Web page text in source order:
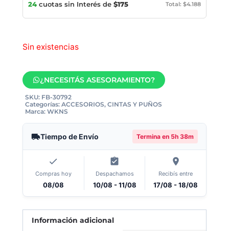
24 cuotas sin Interés de $175 Total: $4.188
Sin existencias
¿NECESITÁS ASESORAMIENTO?
SKU: FB-30792
Categorías: ACCESORIOS, CINTAS Y PUÑOS
Marca: WKNS
Tiempo de Envío Termina en 5h 38m
Compras hoy
08/08
Despachamos
10/08 - 11/08
Recibís entre
17/08 - 18/08
Información adicional